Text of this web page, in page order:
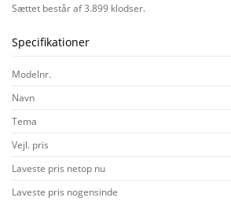
Sættet består af 3.899 klodser.
Specifikationer
Modelnr.
Navn
Tema
Vejl. pris
Laveste pris netop nu
Laveste pris nogensinde